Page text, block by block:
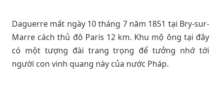
Daguerre mất ngày 10 tháng 7 năm 1851 tại Bry-sur-
Marre cách thủ đô Paris 12 km. Khu mộ ông tại đây
có một tượng đài trang trọng để tưởng nhớ tới
người con vinh quang này của nước Pháp.